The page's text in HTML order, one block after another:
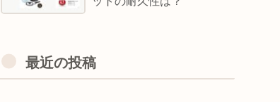
最近の投稿